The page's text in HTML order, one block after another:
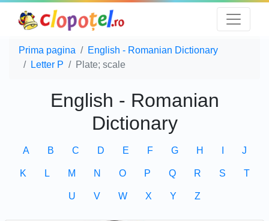
Prima pagina
English - Romanian Dictionary
Letter P
Plate; scale
English - Romanian
Dictionary
A B C D E F G H J
K L M N O P Q R S T
U V W X Y Z